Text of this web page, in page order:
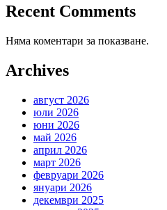
Recent Comments
Няма коментари за показване.
Archives
август 2026
юли 2026
юни 2026
май 2026
април 2026
март 2026
февруари 2026
януари 2026
декември 2025